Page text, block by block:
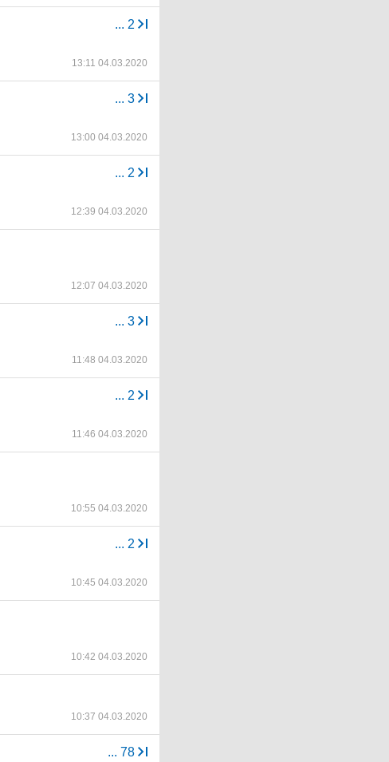
... 2
13:11 04.03.2020
... 3
13:00 04.03.2020
... 2
12:39 04.03.2020
12:07 04.03.2020
... 3
11:48 04.03.2020
... 2
11:46 04.03.2020
10:55 04.03.2020
... 2
10:45 04.03.2020
10:42 04.03.2020
10:37 04.03.2020
... 78